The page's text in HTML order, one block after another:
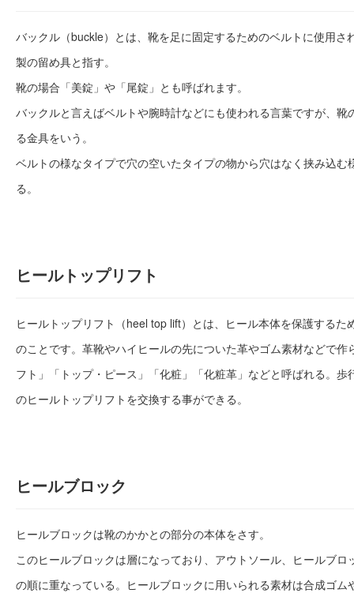
バックル（buckle）とは、靴を足に固定するためのベルトに使用さ
製の留め具と指す。
靴の場合「美錠」や「尾錠」とも呼ばれます。
バックルと言えばベルトや腕時計などにも使われる言葉ですが、靴
る金具をいう。
ベルトの様なタイプで穴の空いたタイプの物から穴はなく挟み込む
る。
ヒールトップリフト
ヒールトップリフト（heel top lift）とは、ヒール本体を保護するた
のことです。革靴やハイヒールの先についた革やゴム素材などで作
フト」「トップ・ピース」「化粧」「化粧革」などと呼ばれる。歩
のヒールトップリフトを交換する事ができる。
ヒールブロック
ヒールブロックは靴のかかとの部分の本体をさす。
このヒールブロックは層になっており、アウトソール、ヒールブロ
の順に重なっている。ヒールブロックに用いられる素材は合成ゴム